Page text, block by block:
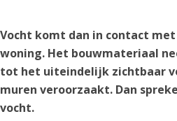
Vocht komt dan in contact
woning. Het bouwmateriaal
tot het uiteindelijk zichtbaar
muren veroorzaakt. Dan
vocht.